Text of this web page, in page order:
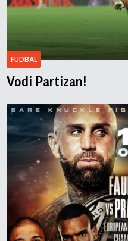
FUDBAL
Vodi Partizan!